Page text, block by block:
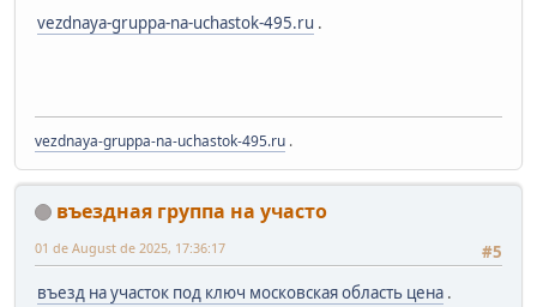
vezdnaya-gruppa-na-uchastok-495.ru .
vezdnaya-gruppa-na-uchastok-495.ru .
въездная группа на участо
#5
01 de August de 2025, 17:36:17
въезд на участок под ключ московская область цена .